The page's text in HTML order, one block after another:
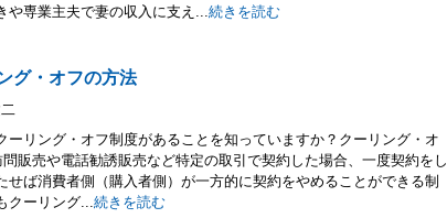
専業主夫で妻の収入に支え...続きを読む
グ・オフの方法
ーリング・オフ制度があることを知っていますか？クーリング・オ
販売や電話勧誘販売など特定の取引で契約した場合、一度契約をし
せば消費者側（購入者側）が一方的に契約をやめることができる制
クーリング...続きを読む